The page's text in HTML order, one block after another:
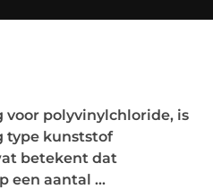
voor polyvinylchloride, is
type kunststof
betekent dat
een aantal ...